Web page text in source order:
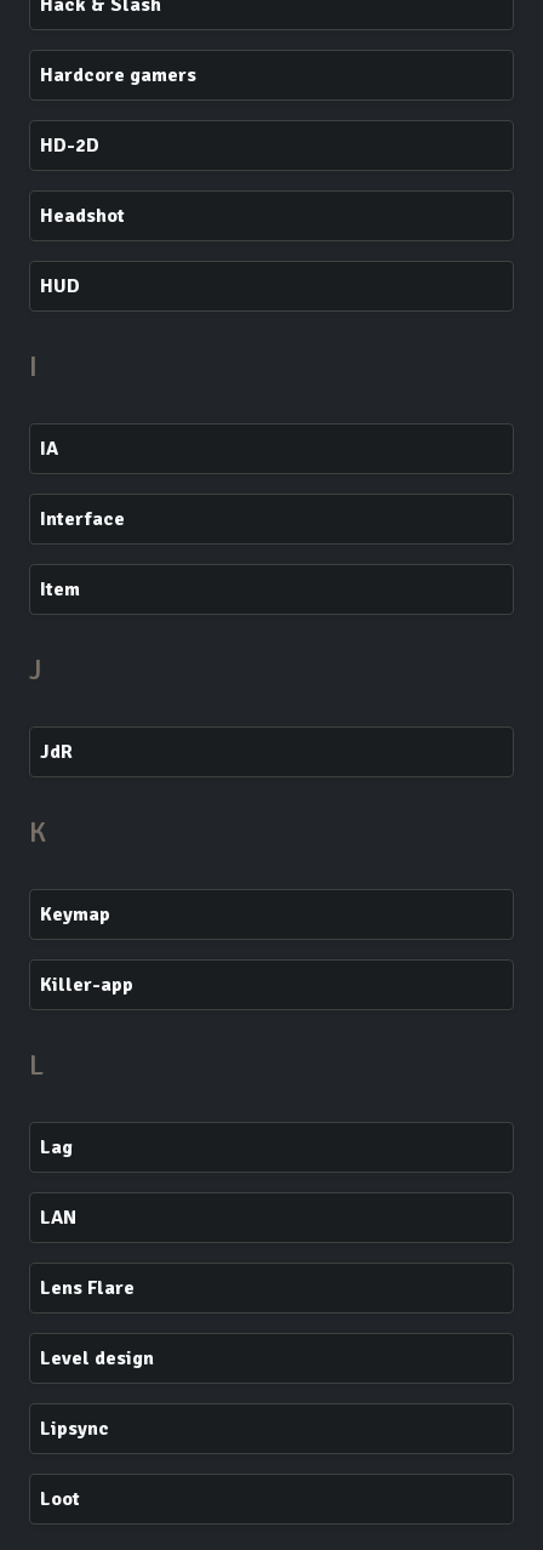
Hack & Slash
Hardcore gamers
HD-2D
Headshot
HUD
I
IA
Interface
Item
J
JdR
K
Keymap
Killer-app
L
Lag
LAN
Lens Flare
Level design
Lipsync
Loot